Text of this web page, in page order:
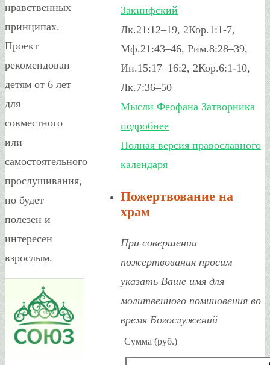
нравственных
принципах.
Проект
рекомендован
детям от 6 лет
для
совместного
или
самостоятельного
прослушивания,
но будет
полезен и
интересен
взрослым.
Закинфский
Лк.21:12–19, 2Кор.1:1-7,
Мф.21:43–46, Рим.8:28–39,
Ин.15:17–16:2, 2Кор.6:1-10,
Лк.7:36–50
Мысли Феофана Затворника
подробнее
Полная версия православного
календаря
Пожертвование на
храм
При совершении
пожертвования просим
указать Ваше имя для
молитвенного поминовения во
время Богослужений
Сумма (руб.)